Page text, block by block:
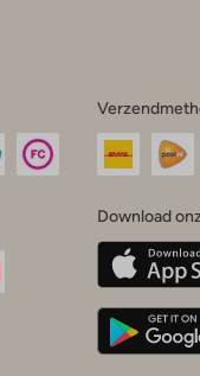
Download